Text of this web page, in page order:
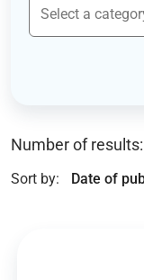
Number of results:
Sort by: